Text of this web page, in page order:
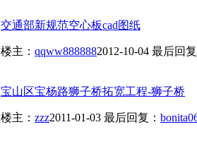
交通部新规范空心板cad图纸
楼主： qqww8888882012-10-04 最后回
宝山区宝杨路狮子桥拓宽工程-狮子桥
楼主： zzz2011-01-03 最后回复： bonita